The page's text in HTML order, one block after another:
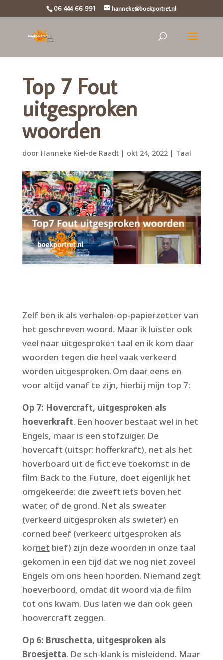
06 444 66 991 hanneke@boekportret.nl
Top 7 Fout
uitgesproken
woorden
door Hanneke Kiel-de Raadt| okt 24, 2022| Taal
Zelf ben ik als verhalen-op-papierzetter van
het geschreven woord. Maar ik luister ook
veel naar uitgesproken taal en ik kom daar
woorden tegen die heel vaak verkeerd
worden uitgesproken. Om daar eens en
voor altijd vanaf te zijn, hierbij mijn top 7:
Op 7: Hovercraft, uitgesproken als
hoeverkraft. Een hoover bestaat wel in het
Engels, maar is een stofzuiger. De
hovercaft (uitspr: hofferkraft), net als het
hoverboard uit de fictieve toekomst in de
film Back to the Future, doet eigenlijk het
omgekeerde: die zweeft iets boven het
water, of de grond. Net als sweater
(verkeerd uitgesproken als swieter) en
corned beef (verkeerd uitgesproken als
kornet bief) zijn deze woorden in onze taal
gekomen in een tijd dat we nog niet zoveel
Engels om ons heen hoorden. Niemand zegt
hoeverboord, omdat dit woord via de film
tot ons kwam. Dus laten we dan ook geen
hoovercraft zeggen.
Op 6: Bruschetta, uitgesproken als
Broesjetta. De sch-klank is misleidend. Maar